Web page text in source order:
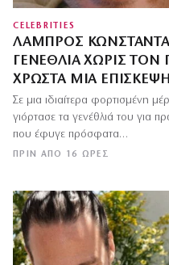
CELEBRITIES
ΛΆΜΠΡΟΣ
ΓΕΝΈΘΛΙΑ ΧΩΡΊΣ ΤΟΝ
ΧΡΩΣΤΆ ΜΙΑ
ΠΡΙΝ ΑΠΌ 16 ΏΡΕΣ
Σε μια ιδιαίτερα φορτισμένη
γιόρτασε τα γενέθλιά του για
που έφυγε πρόσφατα…